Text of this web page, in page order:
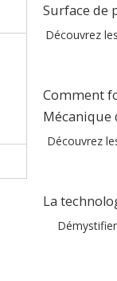
Surface de
Découvrez
Comment
Découvrez
La